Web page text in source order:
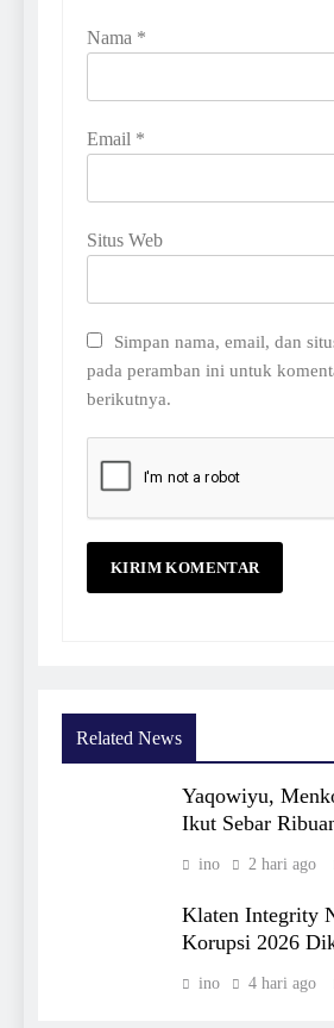
Nama *
Email *
Situs Web
Simpan nama, email, dan
pada peramban ini untuk
berikutnya.
Related News
Yaqowiyu,
Ikut Sebar
ino 2 hari ago
Klaten Integrity
Korupsi 2026
ino 4 hari ago